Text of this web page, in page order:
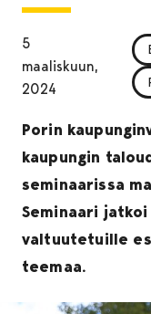
5
maaliskuun,
2024
Porin
kaupungin
seminaarissa
Seminaari
valtuutetuille
teemaa.